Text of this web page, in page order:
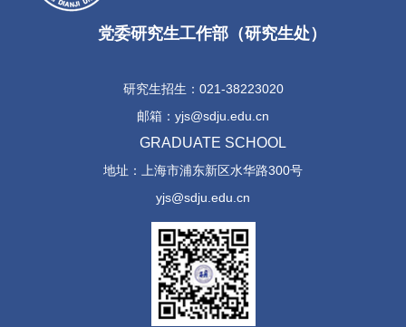
党委研究生工作部（研究生处）
研究生招生：021-38223020
邮箱：yjs@sdju.edu.cn
GRADUATE SCHOOL
地址：上海市浦东新区水华路300号
yjs@sdju.edu.cn